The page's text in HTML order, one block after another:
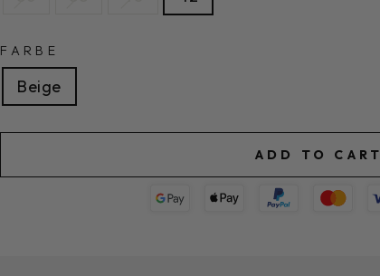
FARBE
Beige
ADD TO CART